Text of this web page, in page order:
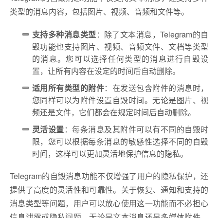
类型的消息内容，包括图片、视频、音频和文件等。
支持多种消息类型：除了文本消息，Telegram的自
毁功能也支持图片、视频、音频文件、文档等类型
的消息。您可以选择任何类型的消息进行自毁设
置，让所有内容在设定的时间后自动删除。
适用所有类型的附件：在发送包含附件的消息时，
您同样可以为附件设置自毁时间。无论是图片、视
频还是文件，它们都会在规定时间后自动删除。
灵活设置：每条消息及其附件可以有不同的自毁时
限，您可以根据每条消息的敏感性选择不同的自毁
时间，这样可以更加灵活地保护信息的隐私。
Telegram的自毁消息功能不仅增强了用户的隐私保护，还
提供了高度的灵活性和可靠性。关于恢复、通知和支持的
消息类型等问题，用户可以放心使用这一功能而不必担心